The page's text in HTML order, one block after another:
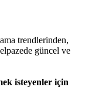
trendlerinden,
güncel ve
isteyenler için